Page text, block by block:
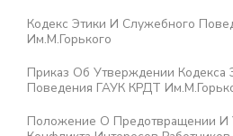
Кодекс Этики И Служебного
Им.М.Горького
Приказ Об Утверждении Кодекса
Поведения ГАУК КРДТ
Положение О Предотвращении И